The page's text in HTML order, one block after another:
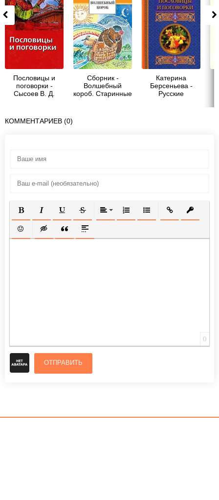
Пословицы и
поговорки -
Сысоев В. Д.
Сборник -
Волшебный
короб. Старинные
Катерина
Берсеньева -
Русские
КОММЕНТАРИЕВ (0)
ПОЛУЖИРНЫЙ
КУРСИВПОДЧЕРКНУТЫЙ
ЗАЧЕРКНУТЫЙВЫРАВНИВАНИЕ
НУМЕРОВАННЫЙ СПИСОК
МАРКИРОВАННЫЙ
ВСТАВИТЬ
ВСТАВИТЬ СМАЙЛИК
ВСТАВКА СКРЫТОГО ТЕКСТА
ВСТАВКА ЦИТАТЫ
ВСТАВКА СПОЙЛЕРА
0
ОТПРАВИТЬ